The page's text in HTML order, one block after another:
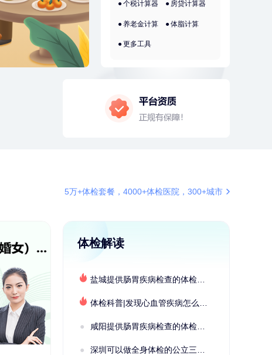
购买了汤臣倍健水飞蓟葛根丹参片
2分钟前 姜** 147xxxx9029
成功预约了尊享版孕前套餐（女）
6分钟前 陈** 137xxxx2272
7分钟前 肖** 153xxxx7553
刚刚 陆** 157xxxx7083
购买了固本堂阿胶糕传统口味400g
个税计算器 房贷计算器
养老金计算 体脂计算
更多工具
5万+体检套餐，4000+体检医院，300+城市
体检解读
盐城提供肠胃疾病检查的体检套餐有哪些？体检机构有哪些选择？如何预约？
体检科普|发现心血管疾病怎么办？
咸阳提供肠胃疾病检查的体检套餐有哪些？体检机构有哪些选择？如何预约？
深圳可以做全身体检的公立三甲医院及体检套餐汇总